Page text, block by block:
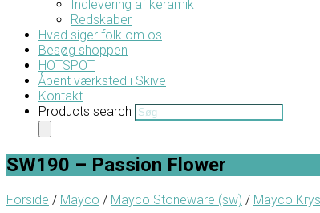
Indlevering af keramik
Redskaber
Hvad siger folk om os
Besøg shoppen
HOTSPOT
Åbent værksted i Skive
Kontakt
Products search
SW190 – Passion Flower
Forside / Mayco / Mayco Stoneware (sw) / Mayco